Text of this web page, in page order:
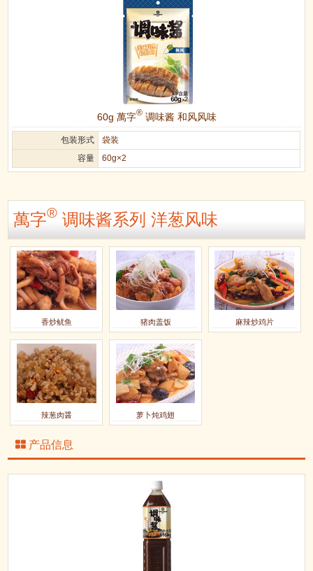
60g 萬字®调味酱 和风风味
包装形式 袋装
容量 60g×2
萬字® 调味酱系列 洋葱风味
香炒鱿鱼 猪肉盖饭 麻辣炒鸡片
辣葱肉醤 萝卜炖鸡翅
产品信息